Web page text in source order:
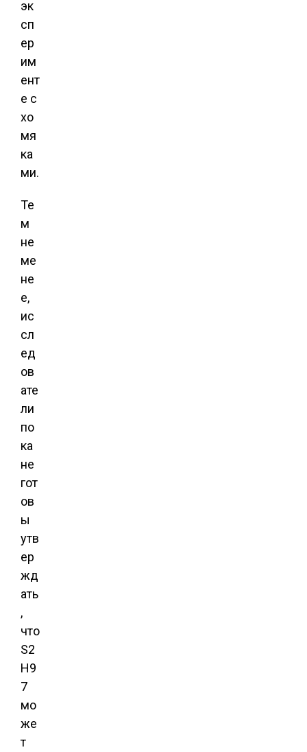
эк
сп
ер
им
ент
е с
хо
мя
ка
ми.
Те
м
не
ме
не
е,
ис
сл
ед
ов
ате
ли
по
ка
не
гот
ов
ы
утв
ер
жд
ать
,
что
S2
H9
7
мо
же
т